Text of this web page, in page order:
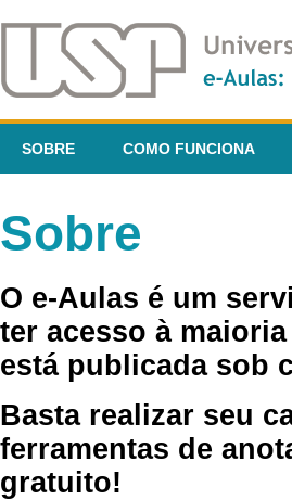
SOBRE COMO FUNCIONA
Sobre
O e-Aulas é um
ter acesso à
está publicada sob
Basta realizar seu
ferramentas de
gratuito!